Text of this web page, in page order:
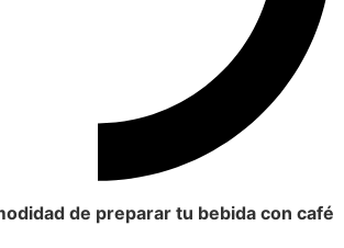
de preparar tu bebida con café